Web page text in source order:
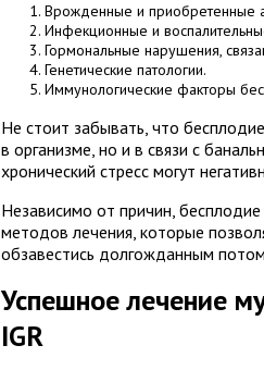
Врожденные и приобретенные
Инфекционные и
Гормональные нарушения,
Генетические патологии.
Иммунологические факторы
Не стоит забывать, что
в организме, но и в связи с
хронический стресс могут
Независимо от причин,
методов лечения, которые
обзавестись долгожданным
Успешное лечение
IGR